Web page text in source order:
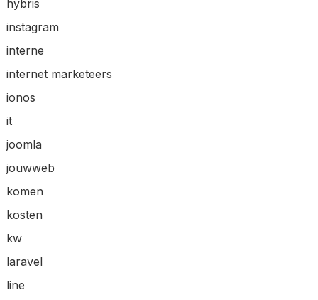
hybris
instagram
interne
internet marketeers
ionos
it
joomla
jouwweb
komen
kosten
kw
laravel
line